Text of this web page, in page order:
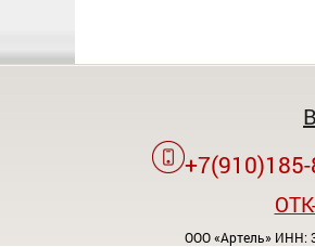
ООО «Артель» ИНН: